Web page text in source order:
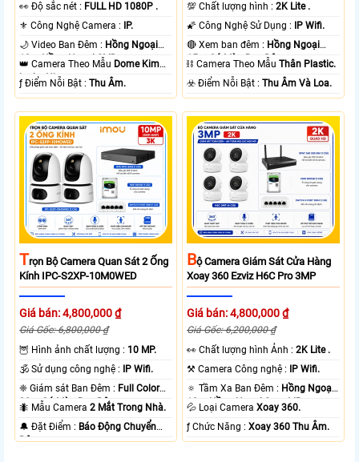
️👀 Độ sắc nét : FULL HD 1080P .
⚜️ Công Nghệ Camera :
IP.
🌙 Video Ban Đêm : Hồng Ngoại
10m Hồng Ngoại SMD.
👑 Camera Theo Mẫu Dome Kim
loại + Nhựa.
️ƒ Điểm Nỗi Bật :Thu Âm.
💯 Chất lượng hình :2K Lite .
🌠 Công Nghệ Sử Dụng :
IP Wifi.
🔴 Xem ban đêm : Hồng Ngoại
15m Có Màu Ban Ðêm.
⛓ Camera Theo MẫuThân Plastic.
️☣️ Điểm Nỗi Bật :Thu Âm Và Loa.
TRọn Bộ Camera Quan Sát 2 Ống
Kính IPC-S2XP-10M0WED
Giá bán: 4,800,000 ₫
Giá Gốc: 6,800,000 ₫
🦉 Hình ảnh chất lượng : 10 MP.
🕉️ Sử dụng công nghệ :
IP Wifi.
❈ Giám sát Ban Đêm : Full Color
20m Có Màu Ban Ðêm.
🐜 Mẫu Camera2 Mắt Trong Nhà.
️🔔 Đặt Điểm : Báo Động Chuyển
Động.
BỘ Camera Giám Sát Cửa Hàng
Xoay 360 Ezviz H6C Pro 3MP
Giá bán: 4,800,000 ₫
Giá Gốc: 6,200,000 ₫
️👀 Chất lượng hình Ảnh :2K Lite .
⚒ Camera Công nghệ :
IP Wifi.
🔅 Tầm Xa Ban Đêm : Hồng Ngoại
10m Hồng Ngoại Smart IR.
💦 Loại CameraXoay 360.
️ƒ Chức Năng :Xoay 360 Thu Âm.